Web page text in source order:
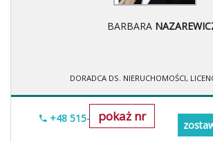
BARBARA
DORADCA DS. NIERUCHOMOŚCI,
pokaż nr
+48 515-634-552